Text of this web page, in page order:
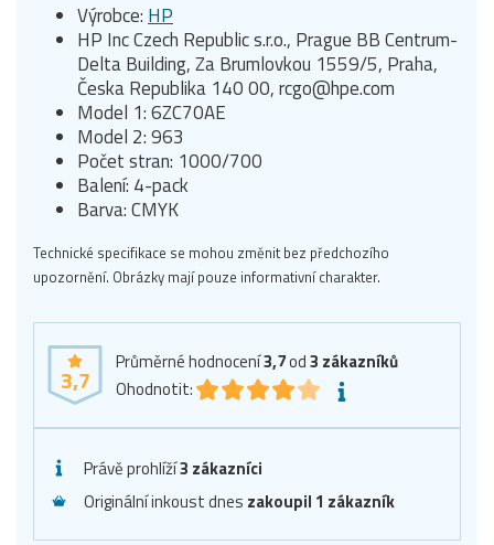
Výrobce:HP
HP Inc Czech Republic s.r.o., Prague BB Centrum-
Delta Building, Za Brumlovkou 1559/5, Praha,
Česka Republika 140 00, rcgo@hpe.com
Model 1: 6ZC70AE
Model 2: 963
Počet stran: 1000/700
Balení: 4-pack
Barva: CMYK
Technické specifikace se mohou změnit bez předchozího
upozornění. Obrázky mají pouze informativní charakter.
3,7
Průměrné hodnocení3,7od3 zákazníků
Ohodnotit:
Právě prohlíží3 zákazníci
Originální inkoust dnes zakoupil 1 zákazník